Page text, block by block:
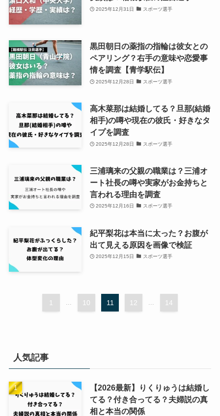
2025年12月31日 スポーツ選手
黒田朝日の薬指の指輪は彼女との
ペアリング？右手の意味や恋愛事
情を調査【青学駅伝】
2025年12月28日 スポーツ選手
高木菜那は結婚してる？旦那(結婚
相手)の噂や現在の彼氏・好きなタ
イプを調査
2025年12月28日 スポーツ選手
三浦璃来の父親の職業は？三浦オ
ート社長の噂や実家がお金持ちと
言われる理由を調査
2025年12月16日 スポーツ選手
紀平梨花は本当に太った？お腹が
出て見える原因を画像で検証
2025年12月15日 スポーツ選手
1 ... 10 11 12 ... 14
人気記事
【2026最新】りくりゅうは結婚し
てる？付き合ってる？夫婦説の真
相と本当の関係